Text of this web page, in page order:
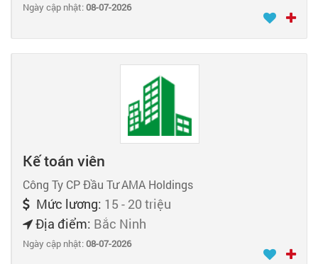
Ngày cập nhật:08-07-2026
Kế toán viên
Công Ty CP Đầu Tư AMA Holdings
Mức lương: 15 - 20 triệu
Địa điểm: Bắc Ninh
Ngày cập nhật:08-07-2026